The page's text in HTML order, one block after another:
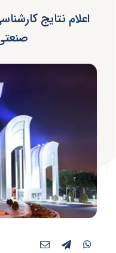
اعلام نتایج
صنعتی